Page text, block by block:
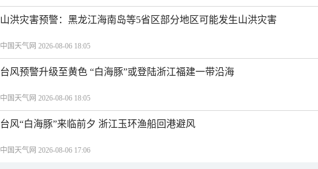
山洪灾害预警：黑龙江海南岛等5省区部分地区可能发生山洪灾害
中国天气网 2026-08-06 18:05
台风预警升级至黄色 “白海豚”或登陆浙江福建一带沿海
中国天气网 2026-08-06 18:05
台风“白海豚”来临前夕 浙江玉环渔船回港避风
中国天气网 2026-08-06 17:06